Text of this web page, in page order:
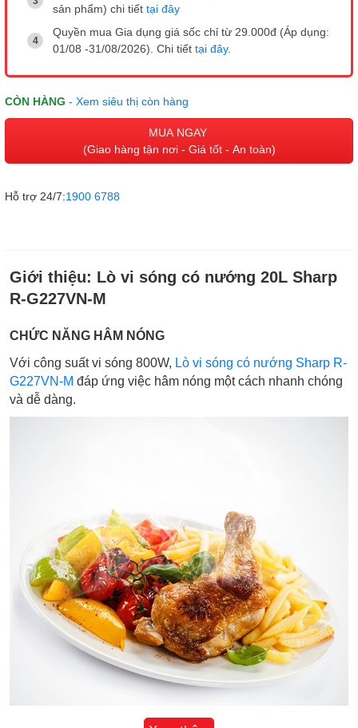
sản phẩm) chi tiết tại đây
Quyền mua Gia dụng giá sốc chỉ từ 29.000đ (Áp dụng:
01/08 -31/08/2026). Chi tiết tại đây.
CÒN HÀNG - Xem siêu thị còn hàng
MUA NGAY
(Giao hàng tận nơi - Giá tốt - An toàn)
Hỗ trợ 24/7:1900 6788
Giới thiệu: Lò vi sóng có nướng 20L Sharp
R-G227VN-M
CHỨC NĂNG HÂM NÓNG
Với công suất vi sóng 800W, Lò vi sóng có nướng Sharp R-
G227VN-M đáp ứng việc hâm nóng một cách nhanh chóng
và dễ dàng.